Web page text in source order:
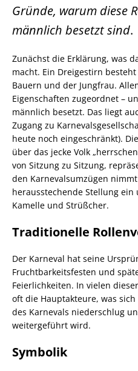
Gründe, warum diese
männlich besetzt sind.
Zunächst die Erklärung, was
macht. Ein Dreigestirn
Bauern und der Jungfrau.
Eigenschaften zugeordnet –
männlich besetzt. Das liegt
Zugang zu
heute noch eingeschränkt).
über das jecke Volk
von Sitzung zu Sitzung,
den Karnevalsumzügen
herausstechende Stellung
Kamelle und Strüßcher.
Traditionelle
Der Karneval hat seine
Fruchtbarkeitsfesten und
Feierlichkeiten. In vielen
oft die Hauptakteure, was
des Karnevals niederschlug
weitergeführt wird.
Symbolik